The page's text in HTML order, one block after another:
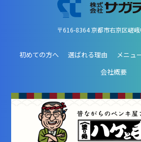
〒616-8364 京都市右京区嵯
初めての方へ 選ばれる理由 メニュ
会社概要